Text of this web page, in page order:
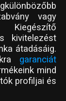
vagy
Kiegészítő
kivitelezést
átadásáig.
garanciát
mind
profiljai és